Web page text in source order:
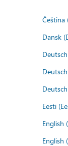
Čeština
Dansk
Eesti
English
English